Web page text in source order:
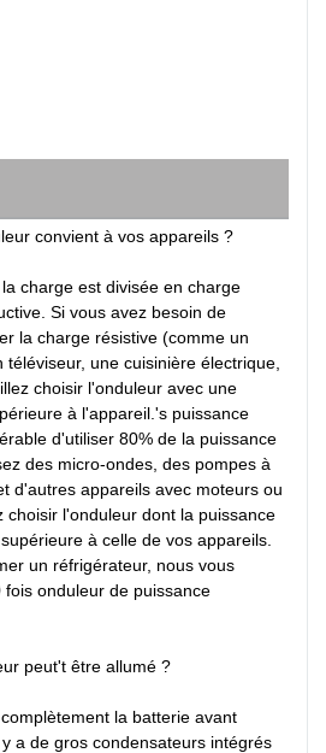
convient à vos appareils ?
charge est divisée en charge
Si vous avez besoin de
la charge résistive (comme un
une cuisinière électrique,
choisir l'onduleur avec une
à l'appareil.'s puissance
d'utiliser 80% de la puissance
des micro-ondes, des pompes à
d'autres appareils avec moteurs ou
choisir l'onduleur dont la puissance
à celle de vos appareils.
un réfrigérateur, nous vous
onduleur de puissance
peut't être allumé ?
la batterie avant
a de gros condensateurs intégrés